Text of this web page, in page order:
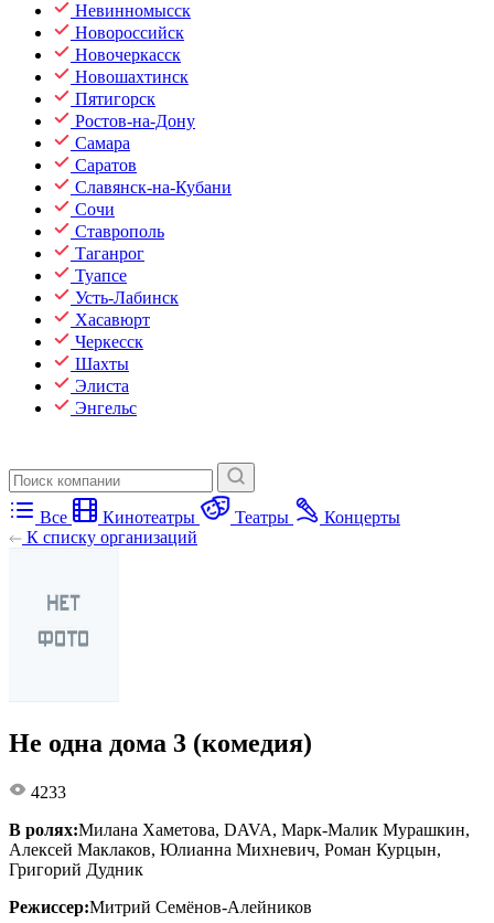
Невинномысск
Новороссийск
Новочеркасск
Новошахтинск
Пятигорск
Ростов-на-Дону
Самара
Саратов
Славянск-на-Кубани
Сочи
Ставрополь
Таганрог
Туапсе
Усть-Лабинск
Хасавюрт
Черкесск
Шахты
Элиста
Энгельс
Все Кинотеатры Театры
Концерты
К списку организаций
Не одна дома 3 (комедия)
4233
В ролях:Милана Хаметова, DAVA, Марк-Малик Мурашкин,
Алексей Маклаков, Юлианна Михневич, Роман Курцын,
Григорий Дудник
Режиссер:Митрий Семёнов-Алейников